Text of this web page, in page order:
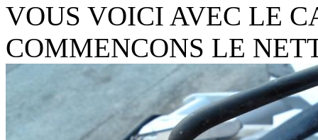
VOUS VOICI AVEC LE
COMMENCONS LE